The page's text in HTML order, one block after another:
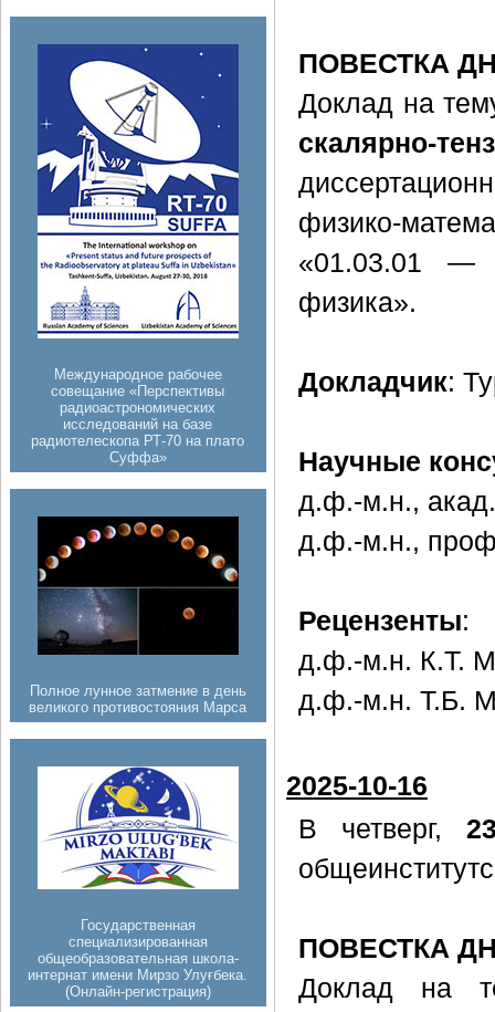
Международное рабочее
совещание «Перспективы
радиоастрономических
исследований на базе
радиотелескопа РТ-70 на плато
Суффа»
Полное лунное затмение в день
великого противостояния Марса
Государственная
специализированная
общеобразовательная школа-
интернат имени Мирзо Улуғбека.
(Онлайн-регистрация)
ПОВЕСТКА
Доклад на
скалярно-
физико-
«01.03.01 —
физика».
Докладчик:
Научные
д.ф.-м.н.,
д.ф.-м.н.,
Рецензенты:
д.ф.-м.н. К.Т.
д.ф.-м.н. Т.Б.
2025-10-16
В четверг,
ПОВЕСТКА
Доклад на